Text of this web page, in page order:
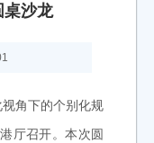
桌沙龙
角下的个别化规
厅召开。本次圆